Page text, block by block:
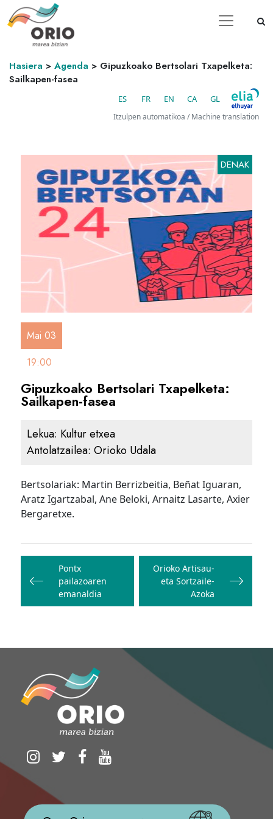
Hasiera > Agenda > Gipuzkoako Bertsolari Txapelketa:
Sailkapen-fasea
ES FR EN CA GL
Itzulpen automatikoa / Machine translation
DENAK
Mai 03
19:00
Gipuzkoako Bertsolari Txapelketa:
Sailkapen-fasea
Lekua: Kultur etxea
Antolatzailea:Orioko Udala
Bertsolariak: Martin Berrizbeitia, Beñat Iguaran,
Aratz Igartzabal, Ane Beloki, Arnaitz Lasarte, Axier
Bergaretxe.
Bidalketetan
zehar
nabigatu
Pontx
pailazoaren
emanaldia
Orioko Artisau-
eta Sortzaile-
Azoka